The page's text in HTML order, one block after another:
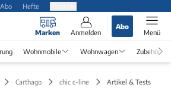
Abo Hefte
Marken Anmelden
Abo
Menü
Wohnmobile Wohnwagen Zubehör
Carthago chic c-line Artikel & Tests